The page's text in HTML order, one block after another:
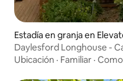
Estadía en granja en
Daylesford Longhouse -
Ubicación · Familiar ·